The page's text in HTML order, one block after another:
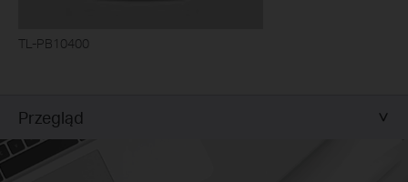
TL-PB10400
Przegląd